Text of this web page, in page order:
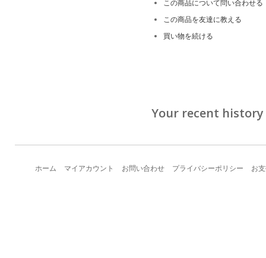
この商品について問い合わせる
この商品を友達に教える
買い物を続ける
Your recent history
ホーム マイアカウント お問い合わせ プライバシーポリシー お